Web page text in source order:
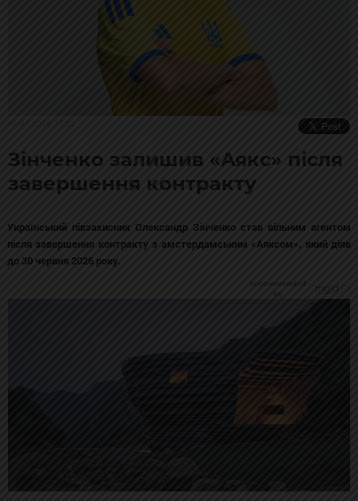
Зінченко залишив «Аякс» після
завершення контракту
Український півзахисник Олександр Зінченко став вільним агентом
після завершення контракту з амстердамським «Аяксом», який діяв
до 30 червня 2026 року.